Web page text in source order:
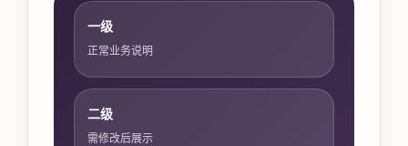
一级
正常业务说明
二级
需修改后展示